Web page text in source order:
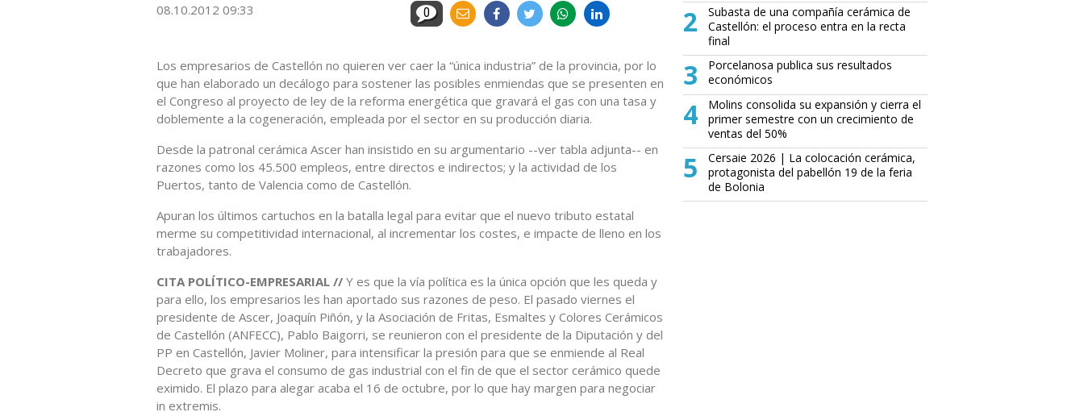
08.10.2012 09:33 0
Los empresarios de Castellón no quieren ver caer la “única industria” de la provincia, por lo
que han elaborado un decálogo para sostener las posibles enmiendas que se presenten en
el Congreso al proyecto de ley de la reforma energética que gravará el gas con una tasa y
doblemente a la cogeneración, empleada por el sector en su producción diaria.
Desde la patronal cerámica Ascer han insistido en su argumentario --ver tabla adjunta-- en
razones como los 45.500 empleos, entre directos e indirectos; y la actividad de los
Puertos, tanto de Valencia como de Castellón.
Apuran los últimos cartuchos en la batalla legal para evitar que el nuevo tributo estatal
merme su competitividad internacional, al incrementar los costes, e impacte de lleno en los
trabajadores.
CITA POLÍTICO-EMPRESARIAL // Y es que la vía política es la única opción que les queda y
para ello, los empresarios les han aportado sus razones de peso. El pasado viernes el
presidente de Ascer, Joaquín Piñón, y la Asociación de Fritas, Esmaltes y Colores Cerámicos
de Castellón (ANFECC), Pablo Baigorri, se reunieron con el presidente de la Diputación y del
PP en Castellón, Javier Moliner, para intensificar la presión para que se enmiende al Real
Decreto que grava el consumo de gas industrial con el fin de que el sector cerámico quede
eximido. El plazo para alegar acaba el 16 de octubre, por lo que hay margen para negociar
in extremis.
2
Subasta de una compañía cerámica de
Castellón: el proceso entra en la recta
final
3
Porcelanosa publica sus resultados
económicos
4
Molins consolida su expansión y cierra el
primer semestre con un crecimiento de
ventas del 50%
5
Cersaie 2026 | La colocación cerámica,
protagonista del pabellón 19 de la feria
de Bolonia